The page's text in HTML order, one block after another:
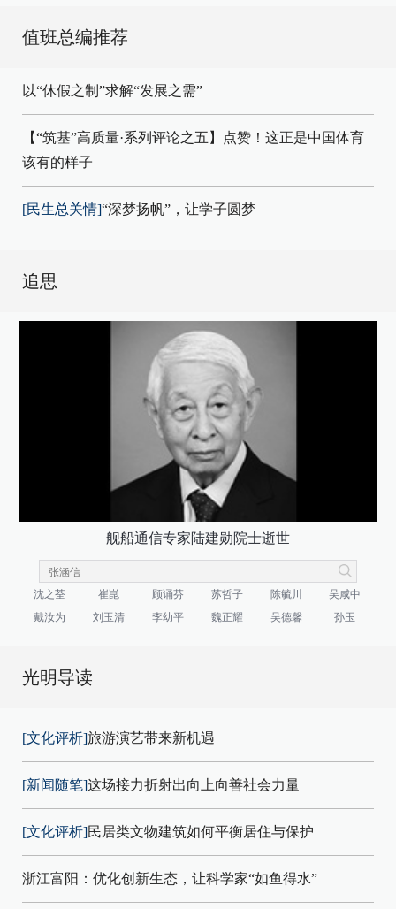
值班总编推荐
以“休假之制”求解“发展之需”
【“筑基”高质量·系列评论之五】点赞！这正是中国体育
该有的样子
[民生总关情]“深梦扬帆”，让学子圆梦
追思
舰船通信专家陆建勋院士逝世
沈之荃 崔崑 顾诵芬 苏哲子 陈毓川
吴咸中
戴汝为
刘玉清 李幼平 魏正耀 吴德馨 孙玉
光明导读
[文化评析]旅游演艺带来新机遇
[新闻随笔]这场接力折射出向上向善社会力量
[文化评析]民居类文物建筑如何平衡居住与保护
浙江富阳：优化创新生态，让科学家“如鱼得水”